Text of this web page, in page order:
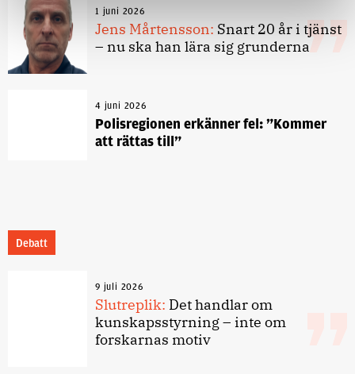
1 juni 2026
Jens Mårtensson: Snart 20 år i tjänst
– nu ska han lära sig grunderna
4 juni 2026
Polisregionen erkänner fel: ”Kommer
att rättas till”
Debatt
9 juli 2026
Slutreplik: Det handlar om
kunskapsstyrning – inte om
forskarnas motiv